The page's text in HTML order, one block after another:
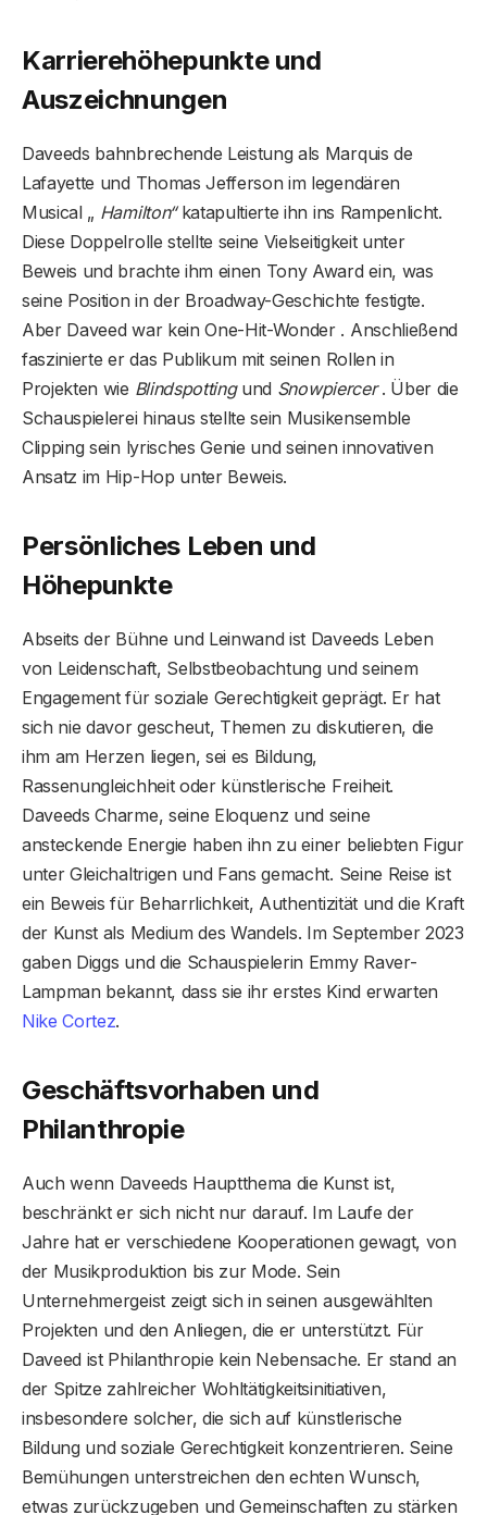
Karrierehöhepunkte und
Auszeichnungen
Daveeds bahnbrechende Leistung als Marquis de
Lafayette und Thomas Jefferson im legendären
Musical „ Hamilton“katapultierte ihn ins Rampenlicht.
Diese Doppelrolle stellte seine Vielseitigkeit unter
Beweis und brachte ihm einen Tony Award ein, was
seine Position in der Broadway-Geschichte festigte.
Aber Daveed war kein One-Hit-Wonder . Anschließend
faszinierte er das Publikum mit seinen Rollen in
Projekten wie Blindspottingund Snowpiercer. Über die
Schauspielerei hinaus stellte sein Musikensemble
Clipping sein lyrisches Genie und seinen innovativen
Ansatz im Hip-Hop unter Beweis.
Persönliches Leben und
Höhepunkte
Abseits der Bühne und Leinwand ist Daveeds Leben
von Leidenschaft, Selbstbeobachtung und seinem
Engagement für soziale Gerechtigkeit geprägt. Er hat
sich nie davor gescheut, Themen zu diskutieren, die
ihm am Herzen liegen, sei es Bildung,
Rassenungleichheit oder künstlerische Freiheit.
Daveeds Charme, seine Eloquenz und seine
ansteckende Energie haben ihn zu einer beliebten Figur
unter Gleichaltrigen und Fans gemacht. Seine Reise ist
ein Beweis für Beharrlichkeit, Authentizität und die Kraft
der Kunst als Medium des Wandels. Im September 2023
gaben Diggs und die Schauspielerin Emmy Raver-
Lampman bekannt, dass sie ihr erstes Kind erwarten
Nike Cortez.
Geschäftsvorhaben und
Philanthropie
Auch wenn Daveeds Hauptthema die Kunst ist,
beschränkt er sich nicht nur darauf. Im Laufe der
Jahre hat er verschiedene Kooperationen gewagt, von
der Musikproduktion bis zur Mode. Sein
Unternehmergeist zeigt sich in seinen ausgewählten
Projekten und den Anliegen, die er unterstützt. Für
Daveed ist Philanthropie kein Nebensache. Er stand an
der Spitze zahlreicher Wohltätigkeitsinitiativen,
insbesondere solcher, die sich auf künstlerische
Bildung und soziale Gerechtigkeit konzentrieren. Seine
Bemühungen unterstreichen den echten Wunsch,
etwas zurückzugeben und Gemeinschaften zu stärken